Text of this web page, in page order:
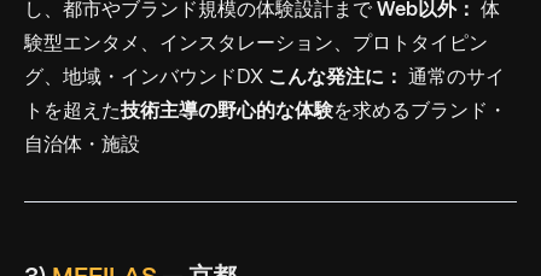
し、都市やブランド規模の体験設計まで Web以外：
体
験型エンタメ、インスタレーション、プロトタイピン
グ、地域・インバウンドDX こんな発注に：
通常のサイ
トを超えた技術主導の野心的な体験を求めるブランド・
自治体・施設